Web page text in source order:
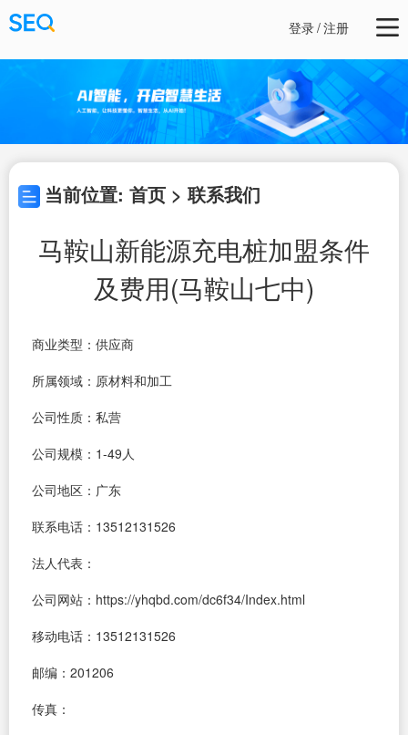
登录/注册
当前位置: 首页 > 联系我们
马鞍山新能源充电桩加盟条件
及费用(马鞍山七中)
商业类型：供应商
所属领域：原材料和加工
公司性质：私营
公司规模：1-49人
公司地区：广东
联系电话：13512131526
法人代表：
公司网站：https://yhqbd.com/dc6f34/Index.html
移动电话：13512131526
邮编：201206
传真：